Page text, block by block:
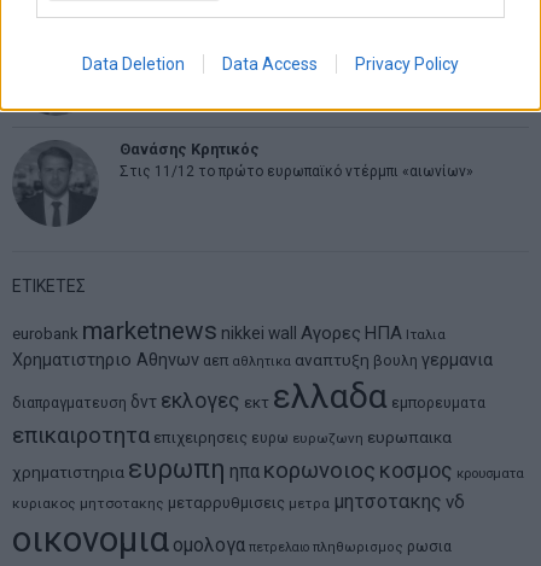
Data Deletion Data Access Privacy Policy
MIT Sloan: Οι AI-driven επιχειρήσεις διαμορφώνουν το νέο
μοντέλο επιχειρηματικότητας
Θανάσης Κρητικός
Στις 11/12 το πρώτο ευρωπαϊκό ντέρμπι «αιωνίων»
ΕΤΙΚΕΤΕΣ
eurobank marketnews nikkei wall Αγορες ΗΠΑ Ιταλια
Χρηματιστηριο Αθηνων αεπ αθλητικα αναπτυξη βουλη γερμανια
διαπραγματευση δντ εκλογες εκτ ελλαδα εμπορευματα
επικαιροτητα επιχειρησεις ευρω ευρωζωνη ευρωπαικα
χρηματιστηρια ευρωπη ηπα κορωνοιος κοσμος κρουσματα
κυριακος μητσοτακης μεταρρυθμισεις μετρα μητσοτακης νδ
οικονομια ομολογα πετρελαιο πληθωρισμος ρωσια